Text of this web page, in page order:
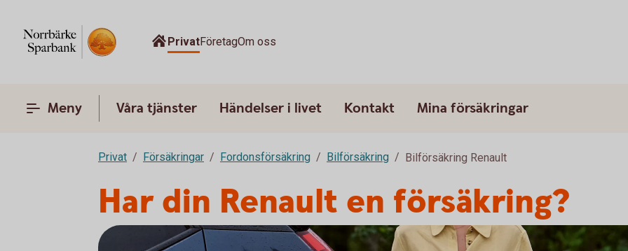
PrivatFöretagOm oss
Meny Våra tjänster Händelser i livet Kontakt Mina försäkringar
Privat Försäkringar Fordonsförsäkring Bilförsäkring Bilförsäkring Renault
Har din Renault en försäkring?